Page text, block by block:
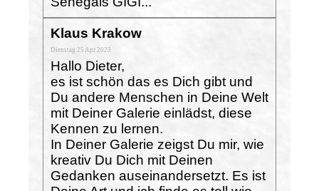
Klaus Krakow
Dienstag 25 Apr 2023
Hallo Dieter,
es ist schön das es Dich gibt und
Du andere Menschen in Deine Welt
mit Deiner Galerie einlädst, diese
Kennen zu lernen.
In Deiner Galerie zeigst Du mir, wie
kreativ Du Dich mit Deinen
Gedanken auseinandersetzt. Es ist